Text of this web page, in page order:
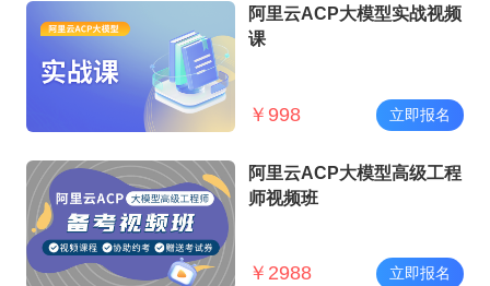
阿里云ACP大模型实战视频
课
￥ 998 立即报名
阿里云ACP大模型高级工程
师视频班
￥ 2988 立即报名